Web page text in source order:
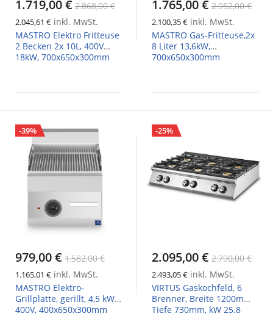
1.719,00 € 2.868,00 €
2.045,61 € inkl. MwSt.
MASTRO Elektro Fritteuse
2 Becken 2x 10L, 400V
18kW, 700x650x300mm
1.765,00 € 2.952,00 €
2.100,35 € inkl. MwSt.
MASTRO Gas-Fritteuse,2x
8 Liter 13,6kW,
700x650x300mm
-39%
979,00 € 1.582,00 €
1.165,01 € inkl. MwSt.
MASTRO Elektro-
Grillplatte, gerillt, 4,5 kW,
400V, 400x650x300mm
-25%
2.095,00 € 2.790,00 €
2.493,05 € inkl. MwSt.
VIRTUS Gaskochfeld, 6
Brenner, Breite 1200mm,
Tiefe 730mm, kW 25.8